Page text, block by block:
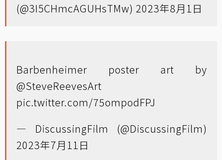
(@3I5CHmcAGUHsTMw) 2023年8月1日
Barbenheimer poster art by
@SteveReevesArt
pic.twitter.com/75ompodFPJ
— DiscussingFilm (@DiscussingFilm)
2023年7月11日